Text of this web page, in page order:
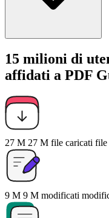
15 milioni di
affidati a PDF
27 M 27 M file caricati file
9 M 9 M modificati